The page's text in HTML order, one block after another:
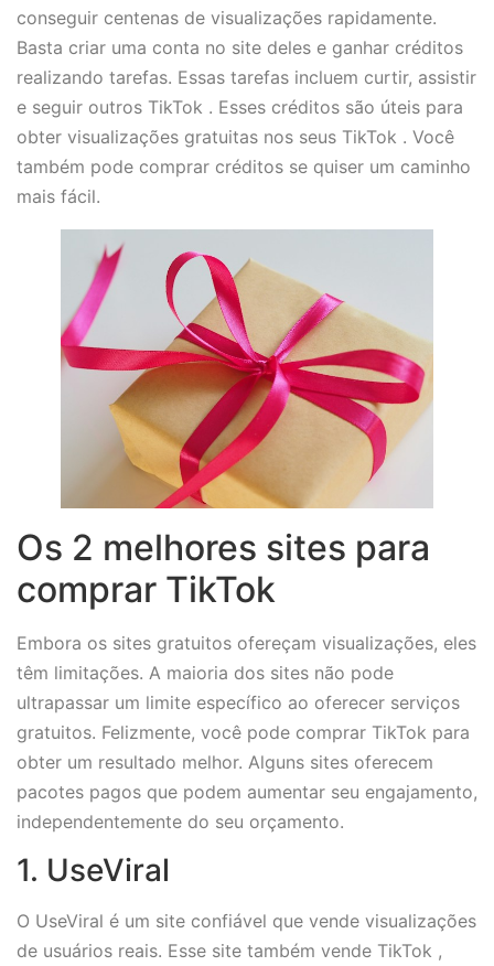
conseguir centenas de visualizações rapidamente.
Basta criar uma conta no site deles e ganhar créditos
realizando tarefas. Essas tarefas incluem curtir, assistir
e seguir outros TikTok . Esses créditos são úteis para
obter visualizações gratuitas nos seus TikTok . Você
também pode comprar créditos se quiser um caminho
mais fácil.
Os 2 melhores sites para
comprar TikTok
Embora os sites gratuitos ofereçam visualizações, eles
têm limitações. A maioria dos sites não pode
ultrapassar um limite específico ao oferecer serviços
gratuitos. Felizmente, você pode comprar TikTok para
obter um resultado melhor. Alguns sites oferecem
pacotes pagos que podem aumentar seu engajamento,
independentemente do seu orçamento.
1. UseViral
O UseViral é um site confiável que vende visualizações
de usuários reais. Esse site também vende TikTok ,